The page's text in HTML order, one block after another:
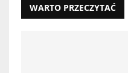
WARTO PRZECZYTAĆ